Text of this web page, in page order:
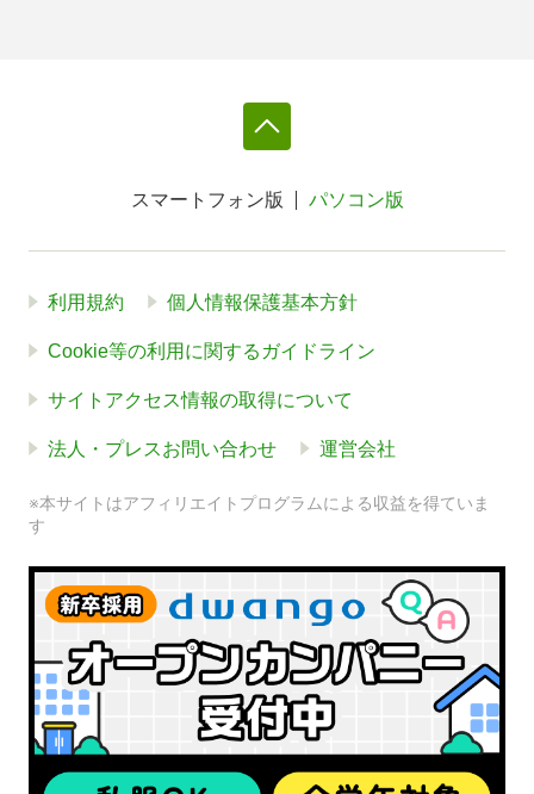
スマートフォン版 パソコン版
利用規約 個人情報保護基本方針
Cookie等の利用に関するガイドライン
サイトアクセス情報の取得について
法人・プレスお問い合わせ 運営会社
※本サイトはアフィリエイトプログラムによる収益を得ていま
す